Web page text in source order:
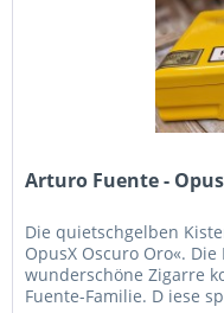
Arturo Fuente -
Die quietschgelben
OpusX Oscuro Oro«.
wunderschöne Zigarre
Fuente-Familie. D iese